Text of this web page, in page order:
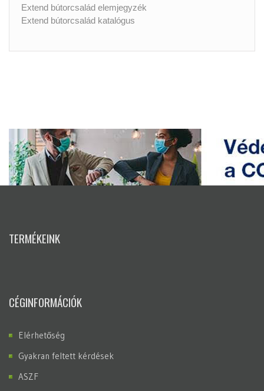
Extend bútorcsalád elemjegyzék
Extend bútorcsalád katalógus
TERMÉKEINK
CÉGINFORMÁCIÓK
Elérhetőség
Gyakran feltett kérdések
ASZF